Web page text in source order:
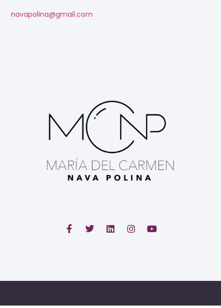
navapolina@gmail.com